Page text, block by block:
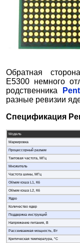
Обратная
Е5300 немного
родственника
разные ревизии
Спецификация
Модель
Маркировка
Процессорный разъем
Тактовая частота, МГц
Множитель
Частота шины, МГц
Объем кэша L1, Кб
Объем кэша L2, Кб
Ядро
Количество ядер
Поддержка инструкций
Напряжение питания, В
Рассеиваемая мощность, Вт
Критическая температура, °C